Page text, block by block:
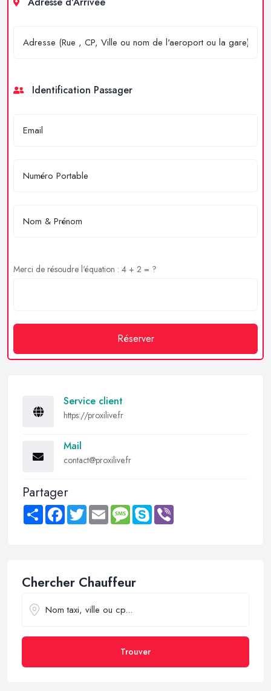
Identification Passager
Merci de résoudre l'équation : 4 + 2 = ?
Réserver
Service client
https://proxilive.fr
Mail
contact@proxilive.fr
Partager
Share FacebookTwitter Email MessageSkype
Chercher Chauffeur
Trouver